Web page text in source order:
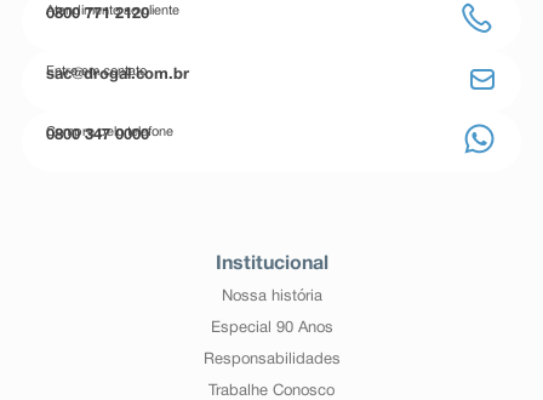
Atendimento ao cliente
0800 771 2120
Entre em contato
sac@drogal.com.br
Compre pelo telefone
0800 347 0000
Institucional
Nossa história
Especial 90 Anos
Responsabilidades
Trabalhe Conosco